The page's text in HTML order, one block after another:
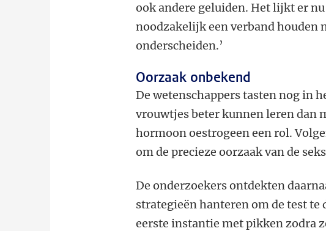
ook andere geluiden. Het lijkt er
noodzakelijk een verband houden
onderscheiden.’
Oorzaak onbekend
De wetenschappers tasten nog in
vrouwtjes beter kunnen leren dan
hormoon oestrogeen een rol.
om de precieze oorzaak van de
De onderzoekers ontdekten
strategieën hanteren om de test
eerste instantie met pikken zodra